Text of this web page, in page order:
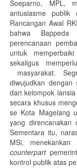
Soeparno, MPL,
antusiasme publik
Rancangan Awal
bahwa
perencanaan
untuk
sekaligus
masyarakat.
diwujudkan
dari kelompok
secara khusus
se Kota Magelang
yang direncanakan
Sementara itu,
MSi,
counterpart
kontrol publik atas